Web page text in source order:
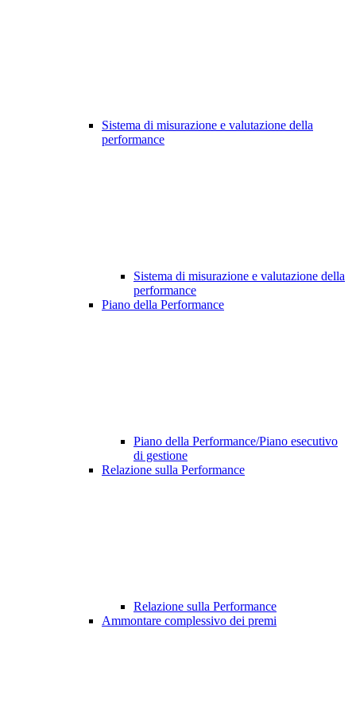
Sistema di misurazione e valutazione della
performance
Sistema di misurazione e valutazione della
performance
Piano della Performance
Piano della Performance/Piano esecutivo
di gestione
Relazione sulla Performance
Relazione sulla Performance
Ammontare complessivo dei premi